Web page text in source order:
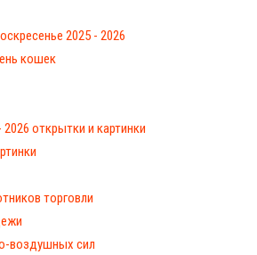
2025 - 2026
кошек
открытки и картинки
торговли
воздушных сил